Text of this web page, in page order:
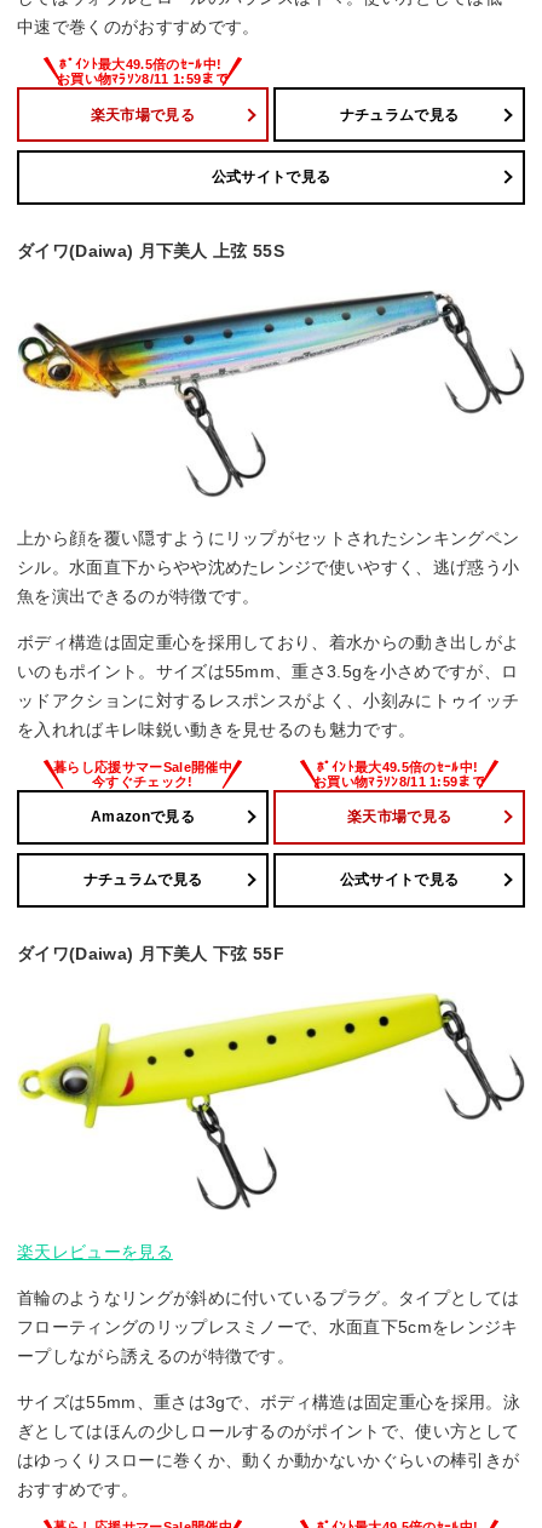
中速で巻くのがおすすめです。
楽天市場で見る ナチュラムで見る
公式サイトで見る
ダイワ(Daiwa) 月下美人 上弦 55S
上から顔を覆い隠すようにリップがセットされたシンキングペン
シル。水面直下からやや沈めたレンジで使いやすく、逃げ惑う小
魚を演出できるのが特徴です。
ボディ構造は固定重心を採用しており、着水からの動き出しがよ
いのもポイント。サイズは55mm、重さ3.5gを小さめですが、ロ
ッドアクションに対するレスポンスがよく、小刻みにトゥイッチ
を入れればキレ味鋭い動きを見せるのも魅力です。
Amazonで見る 楽天市場で見る
ナチュラムで見る 公式サイトで見る
ダイワ(Daiwa) 月下美人 下弦 55F
楽天レビューを見る
首輪のようなリングが斜めに付いているプラグ。タイプとしては
フローティングのリップレスミノーで、水面直下5cmをレンジキ
ープしながら誘えるのが特徴です。
サイズは55mm、重さは3gで、ボディ構造は固定重心を採用。泳
ぎとしてはほんの少しロールするのがポイントで、使い方として
はゆっくりスローに巻くか、動くか動かないかぐらいの棒引きが
おすすめです。